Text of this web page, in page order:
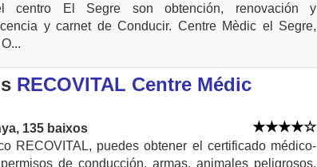
centro El Segre son obtención, renovación y
y carnet de Conducir. Centre Mèdic el Segre,
RECOVITAL Centre Médic
135 baixos
RECOVITAL, puedes obtener el certificado médico-
de conducción, armas, animales peligrosos,